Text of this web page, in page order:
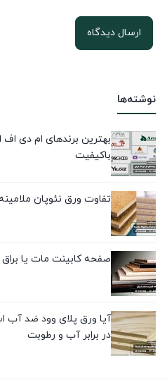
نوشته‌ها
باکیفیت
تفاوت ورق نئوپان
صفحه کابینت مات یا
آیا ورق پلای وود ضد آب
در برابر آب و رطوبت